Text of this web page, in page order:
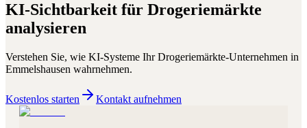
KI-Sichtbarkeit für Drogeriemärkte
analysieren
Verstehen Sie, wie KI-Systeme IhrDrogeriemärkte-Unternehmen in
Emmelshausen wahrnehmen.
Kostenlos starten Kontakt aufnehmen